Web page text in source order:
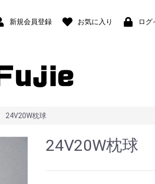
新規会員登録 お気に入り ログ
24V20W枕球
24V20W枕球